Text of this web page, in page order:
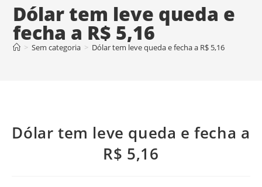
Dólar tem leve queda e
fecha a R$ 5,16
> Sem categoria > Dólar tem leve queda e fecha a R$ 5,16
Dólar tem leve queda e fecha a
R$ 5,16